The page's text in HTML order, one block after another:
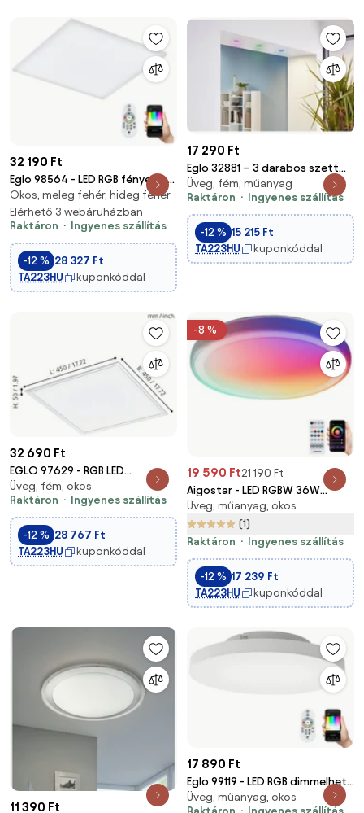
32 190 Ft
Eglo 98564 - LED RGB fényerő-
szabályozós mennyezeti lámpa
TURCONA-C LED/30W/230V +
RC
Okos, meleg fehér, hideg fehér
Elérhető 3 webáruházban
Raktáron
Ingyenes szállítás
-12 % 28 327 Ft
TA223HU
kuponkóddal
17 290 Ft
Eglo 32881 – 3 darabos szett
RGB dimmelhető beépíthető
mennyezeti lámpa FUEVA-C
LED/3W/230V
Üveg, fém, műanyag
Raktáron
Ingyenes szállítás
-12 % 15 215 Ft
TA223HU
kuponkóddal
32 690 Ft
EGLO 97629 - RGB LED
fényerőszabályozható
lámpatest SALOBRENA-C
LED/24W/230V
Üveg, fém, okos
Raktáron
Ingyenes szállítás
-12 % 28 767 Ft
TA223HU
kuponkóddal
-8 %
19 590 Ft21 190 Ft
Aigostar - LED RGBW 36W
mennyezeti lámpa,
dimmelhető, DO-val
Üveg, műanyag, okos
(1)
Raktáron
Ingyenes szállítás
-12 % 17 239 Ft
TA223HU
kuponkóddal
11 390 Ft
17 890 Ft
Eglo 99119 - LED RGB dimmelhető
mennyezeti lámpa ROMAO-C
Üveg, műanyag, okos